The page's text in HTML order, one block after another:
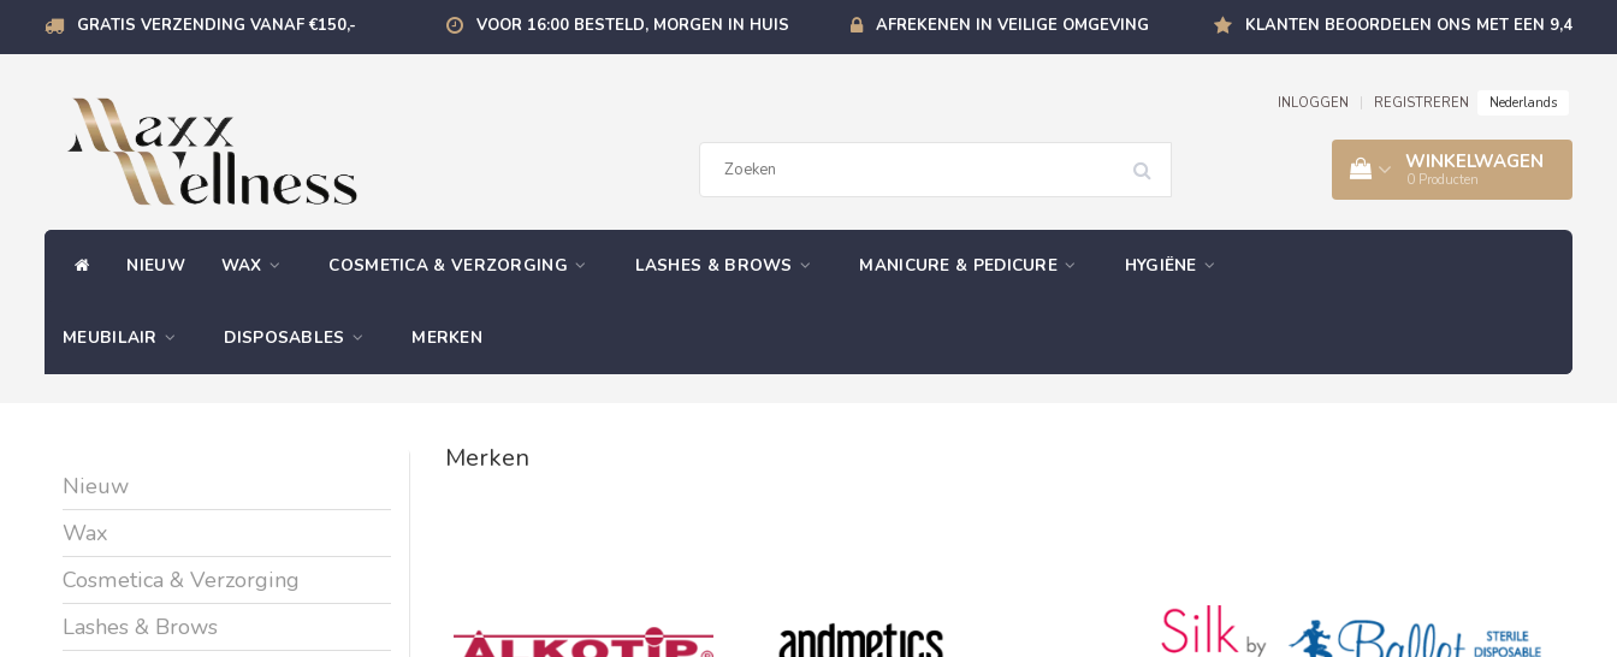
GRATIS VERZENDING VANAF €150,- VOOR 16:00 BESTELD, MORGEN IN HUIS AFREKENEN IN VEILIGE OMGEVING KLANTEN BEOORDELEN ONS MET EEN 9,4
INLOGGEN REGISTREREN Nederlands
WINKELWAGEN
0 Producten
NIEUW WAX COSMETICA & VERZORGING LASHES & BROWS MANICURE & PEDICURE HYGIËNE
MEUBILAIR DISPOSABLES MERKEN
Nieuw
Wax
Cosmetica & Verzorging
Lashes & Brows
Merken